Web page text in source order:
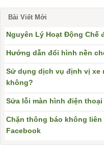
Bài Viết Mới
Nguyên Lý Hoạt Động Chế
Hướng dẫn đổi hình nền
Sử dụng dịch vụ định vị xe
không?
Sửa lỗi màn hình điện
Chặn thông báo không
Facebook